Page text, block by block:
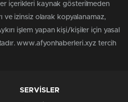
içerikleri kaynak gösterilmeden
ve izinsiz olarak kopyalanamaz,
işlem yapan kişi/kişiler için yasal
www.afyonhaberleri.xyz tercih
SERVİSLER